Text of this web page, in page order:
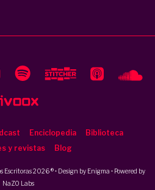
Enciclopedia
Biblioteca
y revistas
Blog
Escritoras 2026 ® • Design by Enigma • Powered by
NaZO Labs